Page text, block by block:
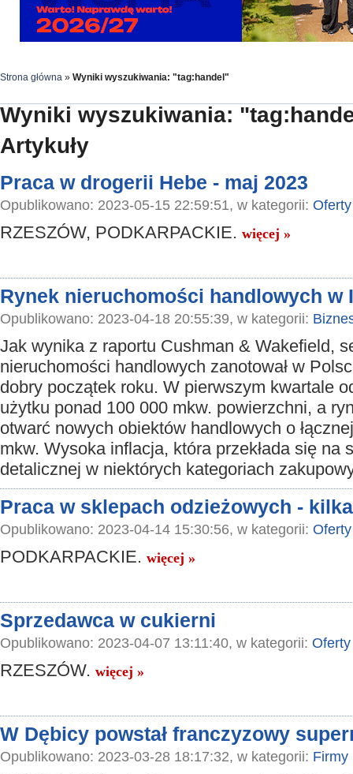
Strona główna » Wyniki wyszukiwania: "tag:handel"
Wyniki wyszukiwania:
Artykuły
Praca w drogerii Hebe - maj 2023
Opublikowano: 2023-05-15 22:59:51, w kategorii:
RZESZÓW, PODKARPACKIE. więcej »
Rynek nieruchomości handlowych w
Opublikowano: 2023-04-18 20:55:39, w kategorii:
Jak wynika z raportu Cushman & Wakefield,
nieruchomości handlowych zanotował w
dobry początek roku. W pierwszym kwartale
użytku ponad 100 000 mkw. powierzchni, a
otwarć nowych obiektów handlowych o
mkw. Wysoka inflacja, która przekłada się na
detalicznej w niektórych kategoriach
Praca w sklepach odzieżowych -
Opublikowano: 2023-04-14 15:30:56, w kategorii:
PODKARPACKIE. więcej »
Sprzedawca w cukierni
Opublikowano: 2023-04-07 13:11:40, w kategorii:
RZESZÓW. więcej »
W Dębicy powstał franczyzowy
Opublikowano: 2023-03-28 18:17:32, w kategorii: Firmy